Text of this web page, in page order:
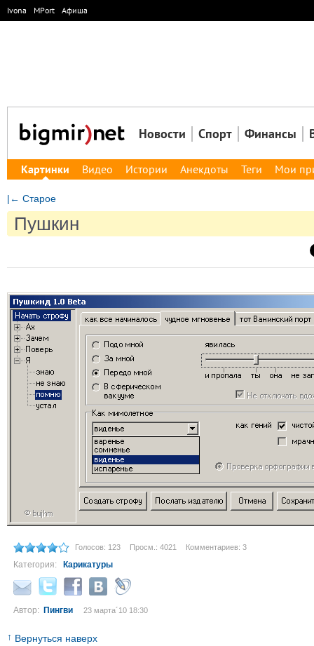
Ivona MPort Афиша
Новости Спорт Финансы
Картинки Видео Истории Анекдоты Теги Мои
|← Старое
Пушкин
Голосов: 123 Просм.: 4021 Комментариев: 3
Категория: Карикатуры
Автор: Пингви 23 марта´10 18:30
↑ Вернуться наверх